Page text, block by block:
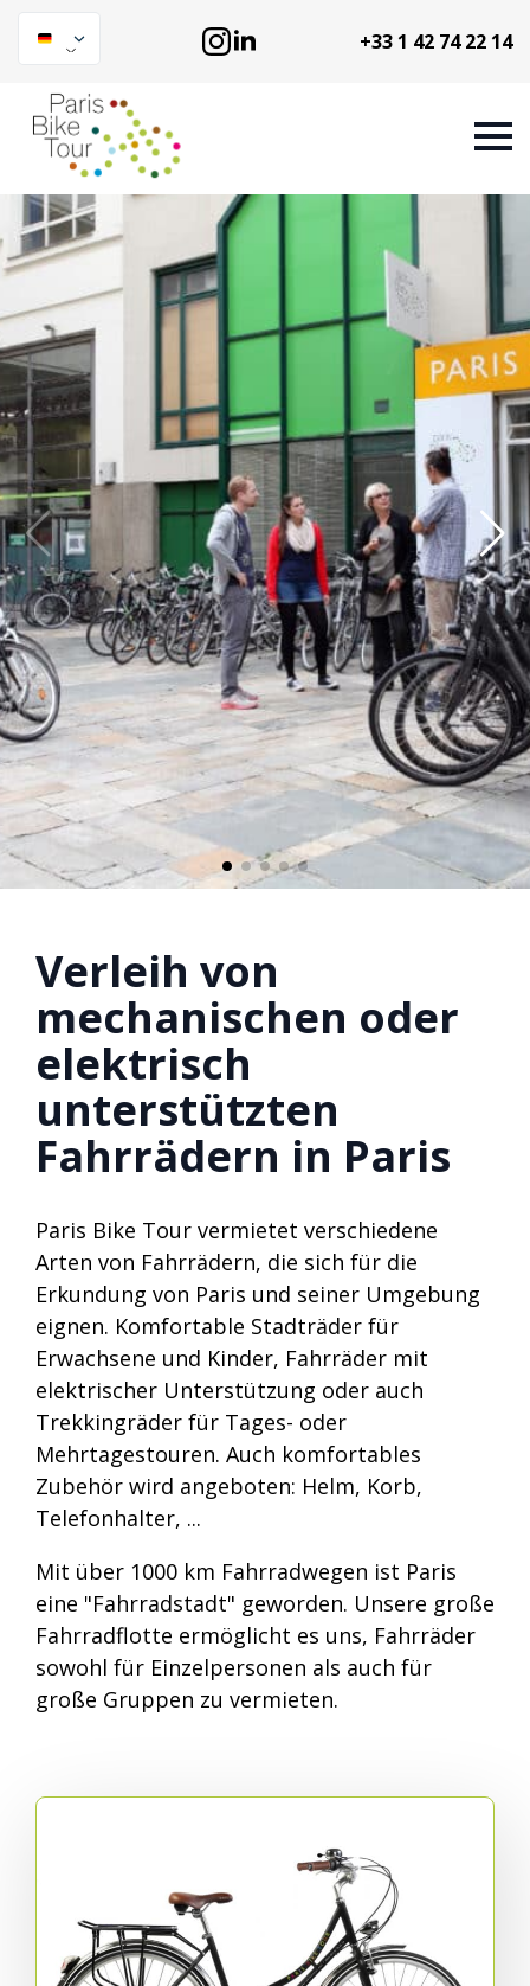
+33 1 42 74 22 14
Verleih von
mechanischen oder
elektrisch
unterstützten
Fahrrädern in Paris
Paris Bike Tour vermietet verschiedene
Arten von Fahrrädern, die sich für die
Erkundung von Paris und seiner Umgebung
eignen. Komfortable Stadträder für
Erwachsene und Kinder, Fahrräder mit
elektrischer Unterstützung oder auch
Trekkingräder für Tages- oder
Mehrtagestouren. Auch komfortables
Zubehör wird angeboten: Helm, Korb,
Telefonhalter, ...
Mit über 1000 km Fahrradwegen ist Paris
eine "Fahrradstadt" geworden. Unsere große
Fahrradflotte ermöglicht es uns, Fahrräder
sowohl für Einzelpersonen als auch für
große Gruppen zu vermieten.